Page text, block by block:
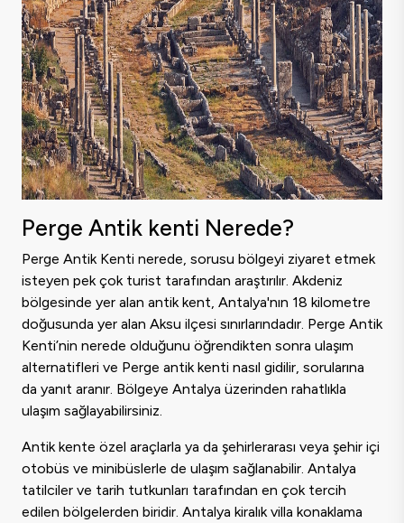
Perge Antik kenti Nerede?
Perge Antik Kenti nerede, sorusu bölgeyi ziyaret etmek
isteyen pek çok turist tarafından araştırılır. Akdeniz
bölgesinde yer alan antik kent, Antalya'nın 18 kilometre
doğusunda yer alan Aksu ilçesi sınırlarındadır. Perge Antik
Kenti’nin nerede olduğunu öğrendikten sonra ulaşım
alternatifleri ve Perge antik kenti nasıl gidilir, sorularına
da yanıt aranır. Bölgeye Antalya üzerinden rahatlıkla
ulaşım sağlayabilirsiniz.
Antik kente özel araçlarla ya da şehirlerarası veya şehir içi
otobüs ve minibüslerle de ulaşım sağlanabilir. Antalya
tatilciler ve tarih tutkunları tarafından en çok tercih
edilen bölgelerden biridir. Antalya kiralık villa konaklama